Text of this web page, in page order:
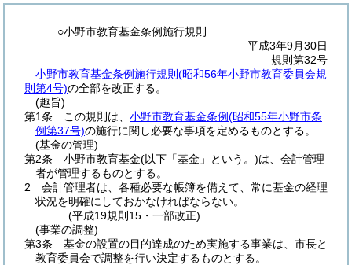
○小野市教育基金条例施行規則
平成3年9月30日
規則第32号
小野市教育基金条例施行規則(昭和56年小野市教育委員会規
則第4号)の全部を改正する。
(趣旨)
第1条
この規則は、 小野市教育基金条例(昭和55年小野市条
例第37号)の施行に関し必要な事項を定めるものとする。
(基金の管理)
第2条
小野市教育基金(以下「基金」という。)は、会計管理
者が管理するものとする。
2
会計管理者は、各種必要な帳簿を備えて、常に基金の経理
状況を明確にしておかなければならない。
(平成19規則15・一部改正)
(事業の調整)
第3条
基金の設置の目的達成のため実施する事業は、市長と
教育委員会で調整を行い決定するものとする。